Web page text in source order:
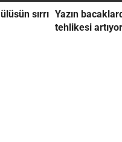
sırrı Yazın
tehlikesi artıyor